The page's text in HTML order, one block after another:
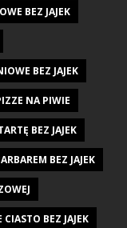
BEZ JAJEK
BEZ JAJEK
NA PIWIE
BEZ JAJEK
BEZ JAJEK
CIASTO BEZ JAJEK